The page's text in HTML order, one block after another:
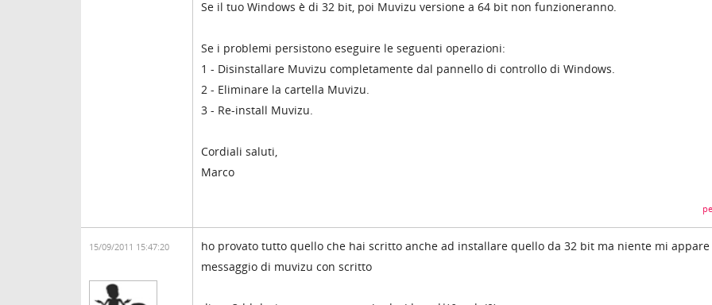
Se il tuo Windows è di 32 bit, poi Muvizu versione a 64 bit non funzioneranno.
Se i problemi persistono eseguire le seguenti operazioni:
1 - Disinstallare Muvizu completamente dal pannello di controllo di Windows.
2 - Eliminare la cartella Muvizu.
3 - Re-install Muvizu.
Cordiali saluti,
Marco
15/09/2011 15:47:20
ho provato tutto quello che hai scritto anche ad installare quello da 32 bit ma niente mi appare
messaggio di muvizu con scritto